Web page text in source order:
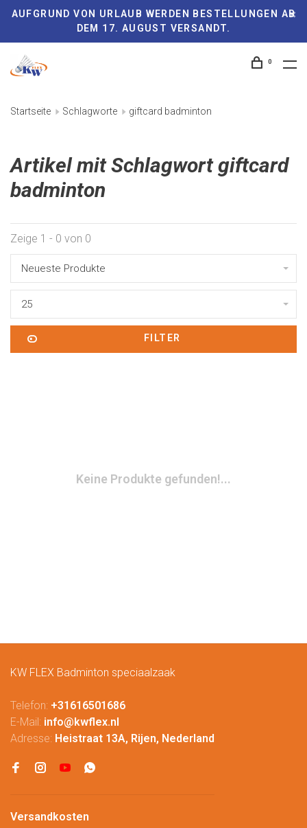
AUFGRUND VON URLAUB WERDEN BESTELLUNGEN AB
DEM 17. AUGUST VERSANDT.
0
Startseite Schlagworte giftcard badminton
Artikel mit Schlagwort giftcard
badminton
Zeige 1 - 0 von 0
Neueste Produkte
25
FILTER
Keine Produkte gefunden!...
KW FLEX Badminton speciaalzaak
Telefon: +31616501686
E-Mail: info@kwflex.nl
Adresse: Heistraat 13A, Rijen, Nederland
Versandkosten